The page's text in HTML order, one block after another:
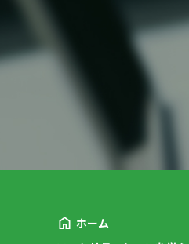
ホーム